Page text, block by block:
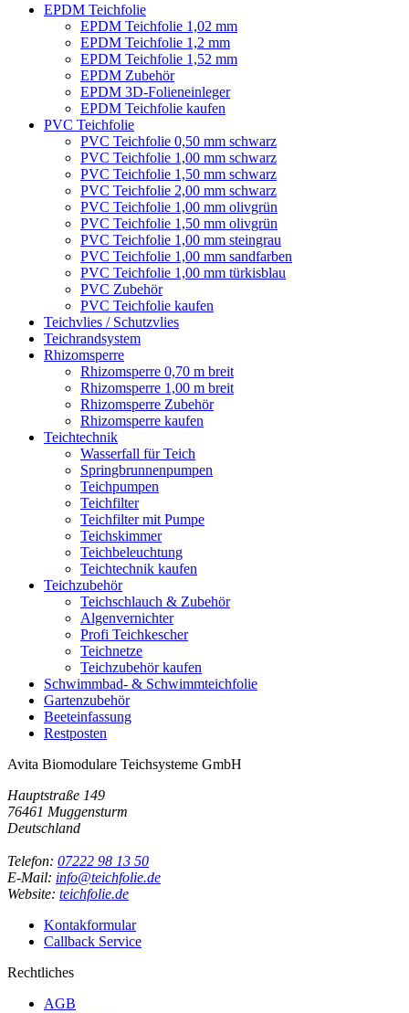
EPDM Teichfolie
EPDM Teichfolie 1,02 mm
EPDM Teichfolie 1,2 mm
EPDM Teichfolie 1,52 mm
EPDM Zubehör
EPDM 3D-Folieneinleger
EPDM Teichfolie kaufen
PVC Teichfolie
PVC Teichfolie 0,50 mm schwarz
PVC Teichfolie 1,00 mm schwarz
PVC Teichfolie 1,50 mm schwarz
PVC Teichfolie 2,00 mm schwarz
PVC Teichfolie 1,00 mm olivgrün
PVC Teichfolie 1,50 mm olivgrün
PVC Teichfolie 1,00 mm steingrau
PVC Teichfolie 1,00 mm sandfarben
PVC Teichfolie 1,00 mm türkisblau
PVC Zubehör
PVC Teichfolie kaufen
Teichvlies / Schutzvlies
Teichrandsystem
Rhizomsperre
Rhizomsperre 0,70 m breit
Rhizomsperre 1,00 m breit
Rhizomsperre Zubehör
Rhizomsperre kaufen
Teichtechnik
Wasserfall für Teich
Springbrunnenpumpen
Teichpumpen
Teichfilter
Teichfilter mit Pumpe
Teichskimmer
Teichbeleuchtung
Teichtechnik kaufen
Teichzubehör
Teichschlauch & Zubehör
Algenvernichter
Profi Teichkescher
Teichnetze
Teichzubehör kaufen
Schwimmbad- & Schwimmteichfolie
Gartenzubehör
Beeteinfassung
Restposten
Avita Biomodulare Teichsysteme GmbH
Hauptstraße 149
76461 Muggensturm
Deutschland
Telefon: 07222 98 13 50
E-Mail: info@teichfolie.de
Website: teichfolie.de
Kontakformular
Callback Service
Rechtliches
AGB